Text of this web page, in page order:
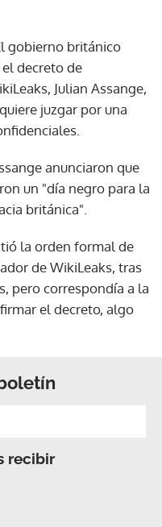
gobierno británico
decreto de
Julian Assange,
juzgar por una
anunciaron que
un "día negro para la
británica".
la orden formal de
de WikiLeaks, tras
pero correspondía a la
el decreto, algo
recibir